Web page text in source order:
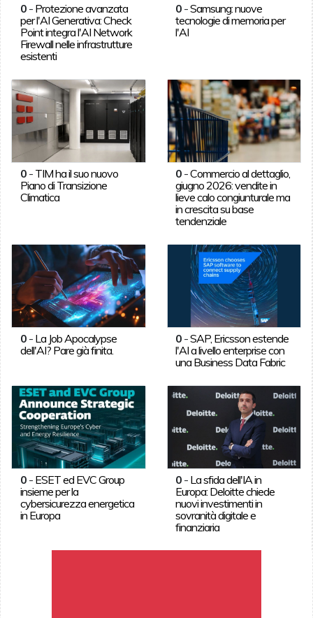
0- Protezione avanzata
per l'AI Generativa: Check
Point integra l'AI Network
Firewall nelle infrastrutture
esistenti
0 -Samsung: nuove
tecnologie di memoria per
l'AI
0- TIM ha il suo nuovo
Piano di Transizione
Climatica
0 -Commercio al dettaglio,
giugno 2026: vendite in
lieve calo congiunturale ma
in crescita su base
tendenziale
0- La Job Apocalypse
dell'AI? Pare già finita.
0 -SAP, Ericsson estende
l'AI a livello enterprise con
una Business Data Fabric
0- ESET ed EVC Group
insieme per la
cybersicurezza energetica
in Europa
0 - La sfida dell'IA in
Europa: Deloitte chiede
nuovi investimenti in
sovranità digitale e
finanziaria